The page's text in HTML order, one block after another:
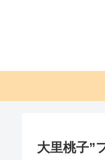
大里桃子”